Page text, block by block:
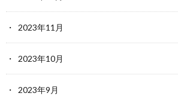
2023年11月
2023年10月
2023年9月